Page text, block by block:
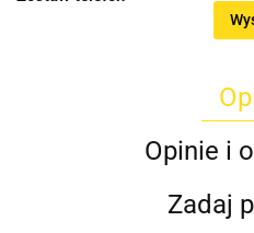
Opinie i
Zadaj